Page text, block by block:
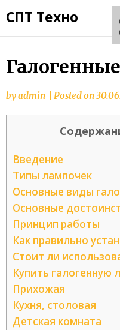
СПТ Техно
byadmin Posted on
Введение
Типы лампочек
Основные виды
Основные
Принцип работы
Как правильно
Стоит ли
Купить галогенную
Прихожая
Кухня, столовая
Детская комната